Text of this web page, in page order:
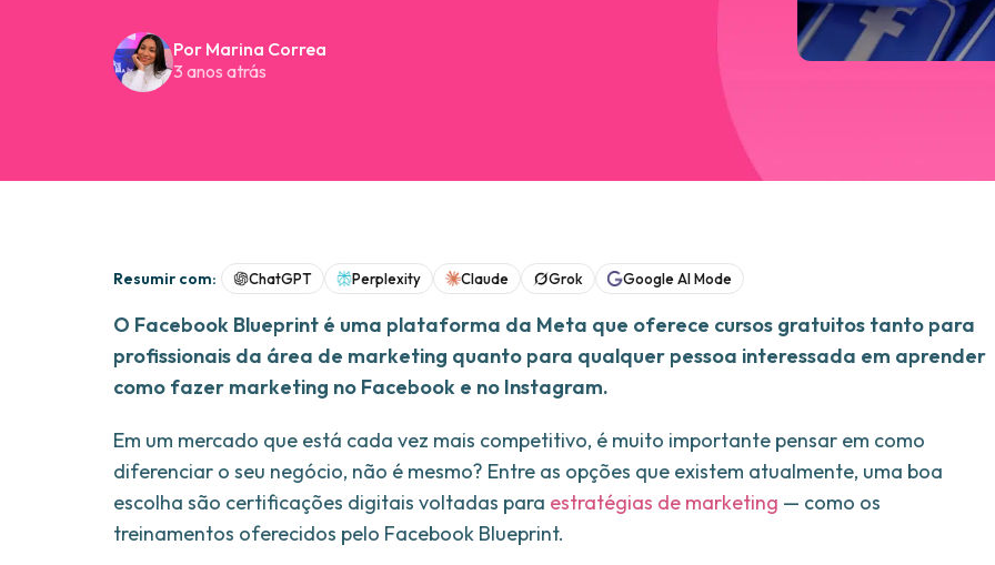
Por Marina Correa
3 anos atrás
Resumir com: ChatGPT Perplexity Claude Grok Google AI Mode
O Facebook Blueprint é uma plataforma da Meta que oferece cursos gratuitos tanto para
profissionais da área de marketing quanto para qualquer pessoa interessada em aprender
como fazer marketing no Facebook e no Instagram.
Em um mercado que está cada vez mais competitivo, é muito importante pensar em como
diferenciar o seu negócio, não é mesmo? Entre as opções que existem atualmente, uma boa
escolha são certificações digitais voltadas para estratégias de marketing — como os
treinamentos oferecidos pelo Facebook Blueprint.